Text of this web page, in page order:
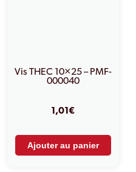
Vis THEC 10×25 – PMF-
000040
1,01€
Ajouter au panier